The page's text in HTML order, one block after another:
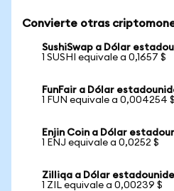
Convierte otras
SushiSwap a Dólar
1 SUSHI equivale a 0,1657 $
FunFair a Dólar
1 FUN equivale a 0,004254 $
Enjin Coin a Dólar
1 ENJ equivale a 0,0252 $
Zilliqa a Dólar
1 ZIL equivale a 0,00239 $